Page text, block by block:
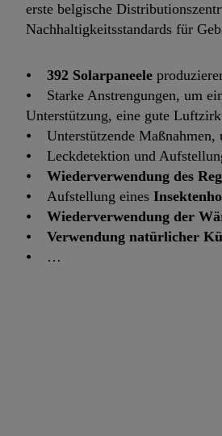
erste belgische
Nachhaltigkeitsstandards für
⦁ 392 Solarpaneele
⦁ Starke Anstrengungen, um
Unterstützung, eine gute
⦁ Unterstützende Maßnahmen,
⦁ Leckdetektion und
⦁ Wiederverwendung des
⦁ Aufstellung eines
⦁ Wiederverwendung der
⦁ Verwendung natürlicher
⦁ …